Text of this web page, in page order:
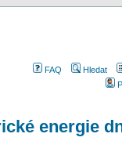
FAQ
Hledat
energie